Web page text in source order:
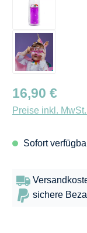
Regulärer Preis:
16,90 €
Preise inkl.
Sofort
sichere